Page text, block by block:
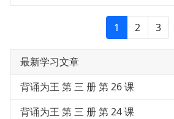
1 2 3
最新学习文章
背诵为王 第 三 册 第 26 课
背诵为王 第 三 册 第 24 课